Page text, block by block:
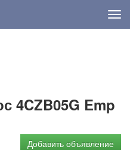
4CZB05G Emp
Добавить объявление